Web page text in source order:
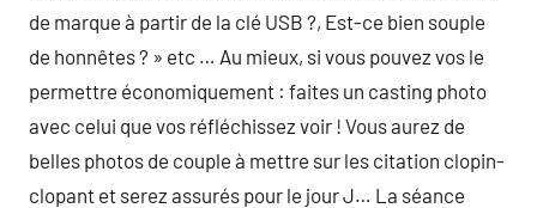
de marque à partir de la clé USB ?, Est-ce bien souple
de honnêtes ? » etc … Au mieux, si vous pouvez vos le
permettre économiquement : faites un casting photo
avec celui que vos réfléchissez voir ! Vous aurez de
belles photos de couple à mettre sur les citation clopin-
clopant et serez assurés pour le jour J… La séance